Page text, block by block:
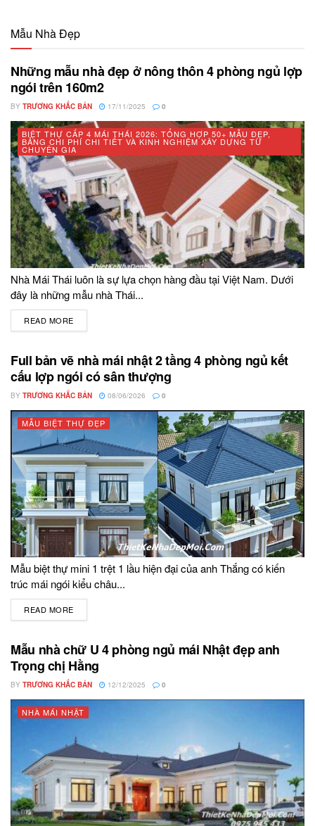
Mẫu Nhà Đẹp
Những mẫu nhà đẹp ở nông thôn 4 phòng ngủ lợp
ngói trên 160m2
BY TRƯƠNG KHẮC BẢN 17/11/2025 0
BIỆT THỰ CẤP 4 MÁI THÁI 2026: TỔNG HỢP 50+ MẪU ĐẸP,
BẢNG CHI PHÍ CHI TIẾT VÀ KINH NGHIỆM XÂY DỰNG TỪ
CHUYÊN GIA
Nhà Mái Thái luôn là sự lựa chọn hàng đầu tại Việt Nam. Dưới
đây là những mẫu nhà Thái...
READ MORE
Full bản vẽ nhà mái nhật 2 tầng 4 phòng ngủ kết
cấu lợp ngói có sân thượng
BY TRƯƠNG KHẮC BẢN 08/06/2026 0
MẪU BIỆT THỰ ĐẸP
Mẫu biệt thự mini 1 trệt 1 lầu hiện đại của anh Thắng có kiến
trúc mái ngói kiểu châu...
READ MORE
Mẫu nhà chữ U 4 phòng ngủ mái Nhật đẹp anh
Trọng chị Hằng
BY TRƯƠNG KHẮC BẢN 12/12/2025 0
NHÀ MÁI NHẬT